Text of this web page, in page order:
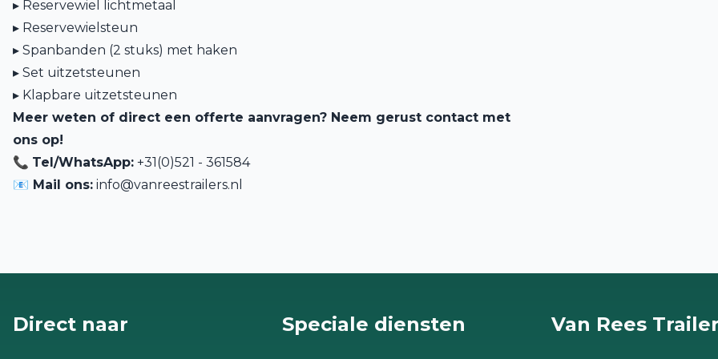
▸ Reservewiel lichtmetaal
▸ Reservewielsteun
▸ Spanbanden (2 stuks) met haken
▸ Set uitzetsteunen
▸ Klapbare uitzetsteunen
Meer weten of direct een offerte aanvragen? Neem gerust contact met
ons op!
📞 Tel/WhatsApp: +31(0)521 - 361584
📧 Mail ons: info@vanreestrailers.nl
Direct naar Speciale diensten Van Rees